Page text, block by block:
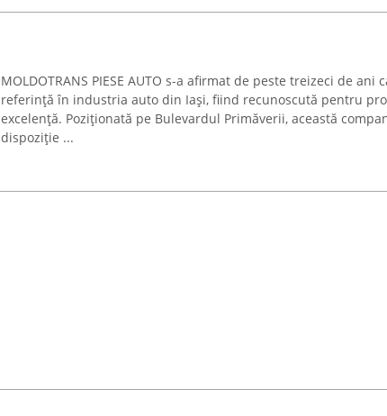
MOLDOTRANS PIESE AUTO s-a afirmat de peste treizeci de ani
referință în industria auto din Iași, fiind recunoscută pentru
excelență. Poziționată pe Bulevardul Primăverii, această
dispoziție ...